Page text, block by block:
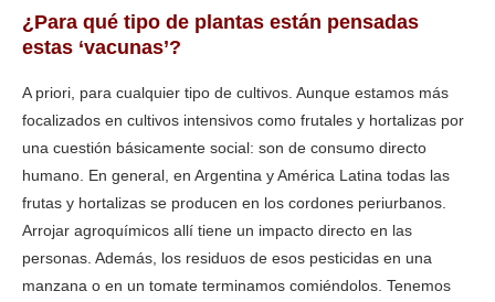
¿Para qué tipo de plantas están pensadas
estas ‘vacunas’?
A priori, para cualquier tipo de cultivos. Aunque estamos más
focalizados en cultivos intensivos como frutales y hortalizas por
una cuestión básicamente social: son de consumo directo
humano. En general, en Argentina y América Latina todas las
frutas y hortalizas se producen en los cordones periurbanos.
Arrojar agroquímicos allí tiene un impacto directo en las
personas. Además, los residuos de esos pesticidas en una
manzana o en un tomate terminamos comiéndolos. Tenemos